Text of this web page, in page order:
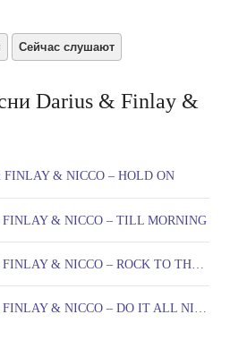
Сейчас слушают
Darius & Finlay &
FINLAY & NICCO – HOLD ON
& NICCO – TILL MORNING
& NICCO – ROCK TO THE BEAT
& NICCO – DO IT ALL NIGHT